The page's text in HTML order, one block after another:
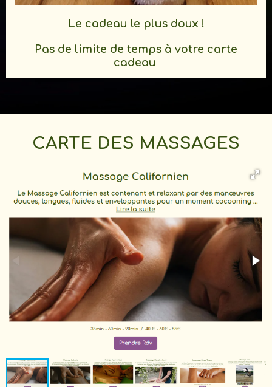
Le cadeau le plus doux !
Pas de limite de temps à votre carte
cadeau
CARTE DES MASSAGES